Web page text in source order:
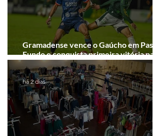
Gramadense vence o Gaúcho em Passo
Fundo e conquista primeira vitória na
Série A2
há 2 dias